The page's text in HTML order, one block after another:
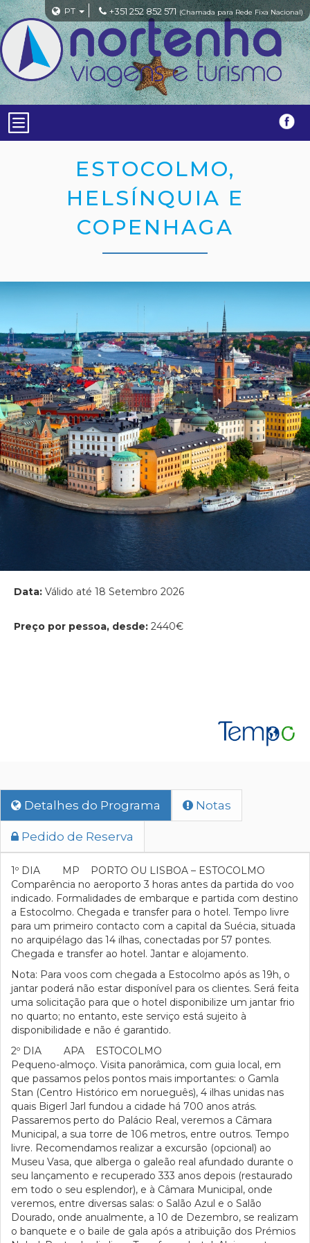
PT +351 252 852 571 (Chamada para Rede Fixa Nacional)
ESTOCOLMO,
HELSÍNQUIA E
COPENHAGA
Data: Válido até 18 Setembro 2026
Preço por pessoa, desde: 2440€
Detalhes do Programa Notas
Pedido de Reserva
1º DIA MP PORTO OU LISBOA – ESTOCOLMO
Comparência no aeroporto 3 horas antes da partida do voo
indicado. Formalidades de embarque e partida com destino
a Estocolmo. Chegada e transfer para o hotel. Tempo livre
para um primeiro contacto com a capital da Suécia, situada
no arquipélago das 14 ilhas, conectadas por 57 pontes.
Chegada e transfer ao hotel. Jantar e alojamento.
Nota: Para voos com chegada a Estocolmo após as 19h, o
jantar poderá não estar disponível para os clientes. Será feita
uma solicitação para que o hotel disponibilize um jantar frio
no quarto; no entanto, este serviço está sujeito à
disponibilidade e não é garantido.
2º DIA APA ESTOCOLMO
Pequeno-almoço. Visita panorâmica, com guia local, em
que passamos pelos pontos mais importantes: o Gamla
Stan (Centro Histórico em norueguês), 4 ilhas unidas nas
quais Bigerl Jarl fundou a cidade há 700 anos atrás.
Passaremos perto do Palácio Real, veremos a Câmara
Municipal, a sua torre de 106 metros, entre outros. Tempo
livre. Recomendamos realizar a excursão (opcional) ao
Museu Vasa, que alberga o galeão real afundado durante o
seu lançamento e recuperado 333 anos depois (restaurado
em todo o seu esplendor), e à Câmara Municipal, onde
veremos, entre diversas salas: o Salão Azul e o Salão
Dourado, onde anualmente, a 10 de Dezembro, se realizam
o banquete e o baile de gala após a atribuição dos Prémios